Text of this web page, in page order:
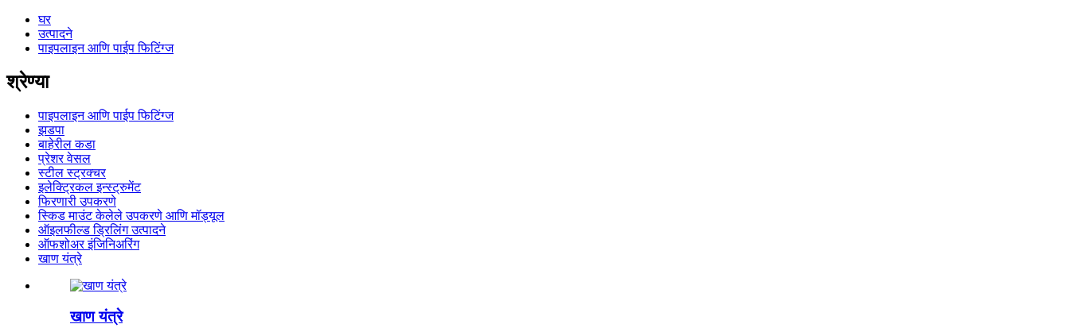
घर
उत्पादने
पाइपलाइन आणि पाईप फिटिंग्ज
श्रेण्या
पाइपलाइन आणि पाईप फिटिंग्ज
झडपा
बाहेरील कडा
प्रेशर वेसल
स्टील स्ट्रक्चर
इलेक्ट्रिकल इन्स्ट्रुमेंट
फिरणारी उपकरणे
स्किड माउंट केलेले उपकरणे आणि मॉड्यूल
ऑइलफील्ड ड्रिलिंग उत्पादने
ऑफशोअर इंजिनिअरिंग
खाण यंत्रे
खाण यंत्रे